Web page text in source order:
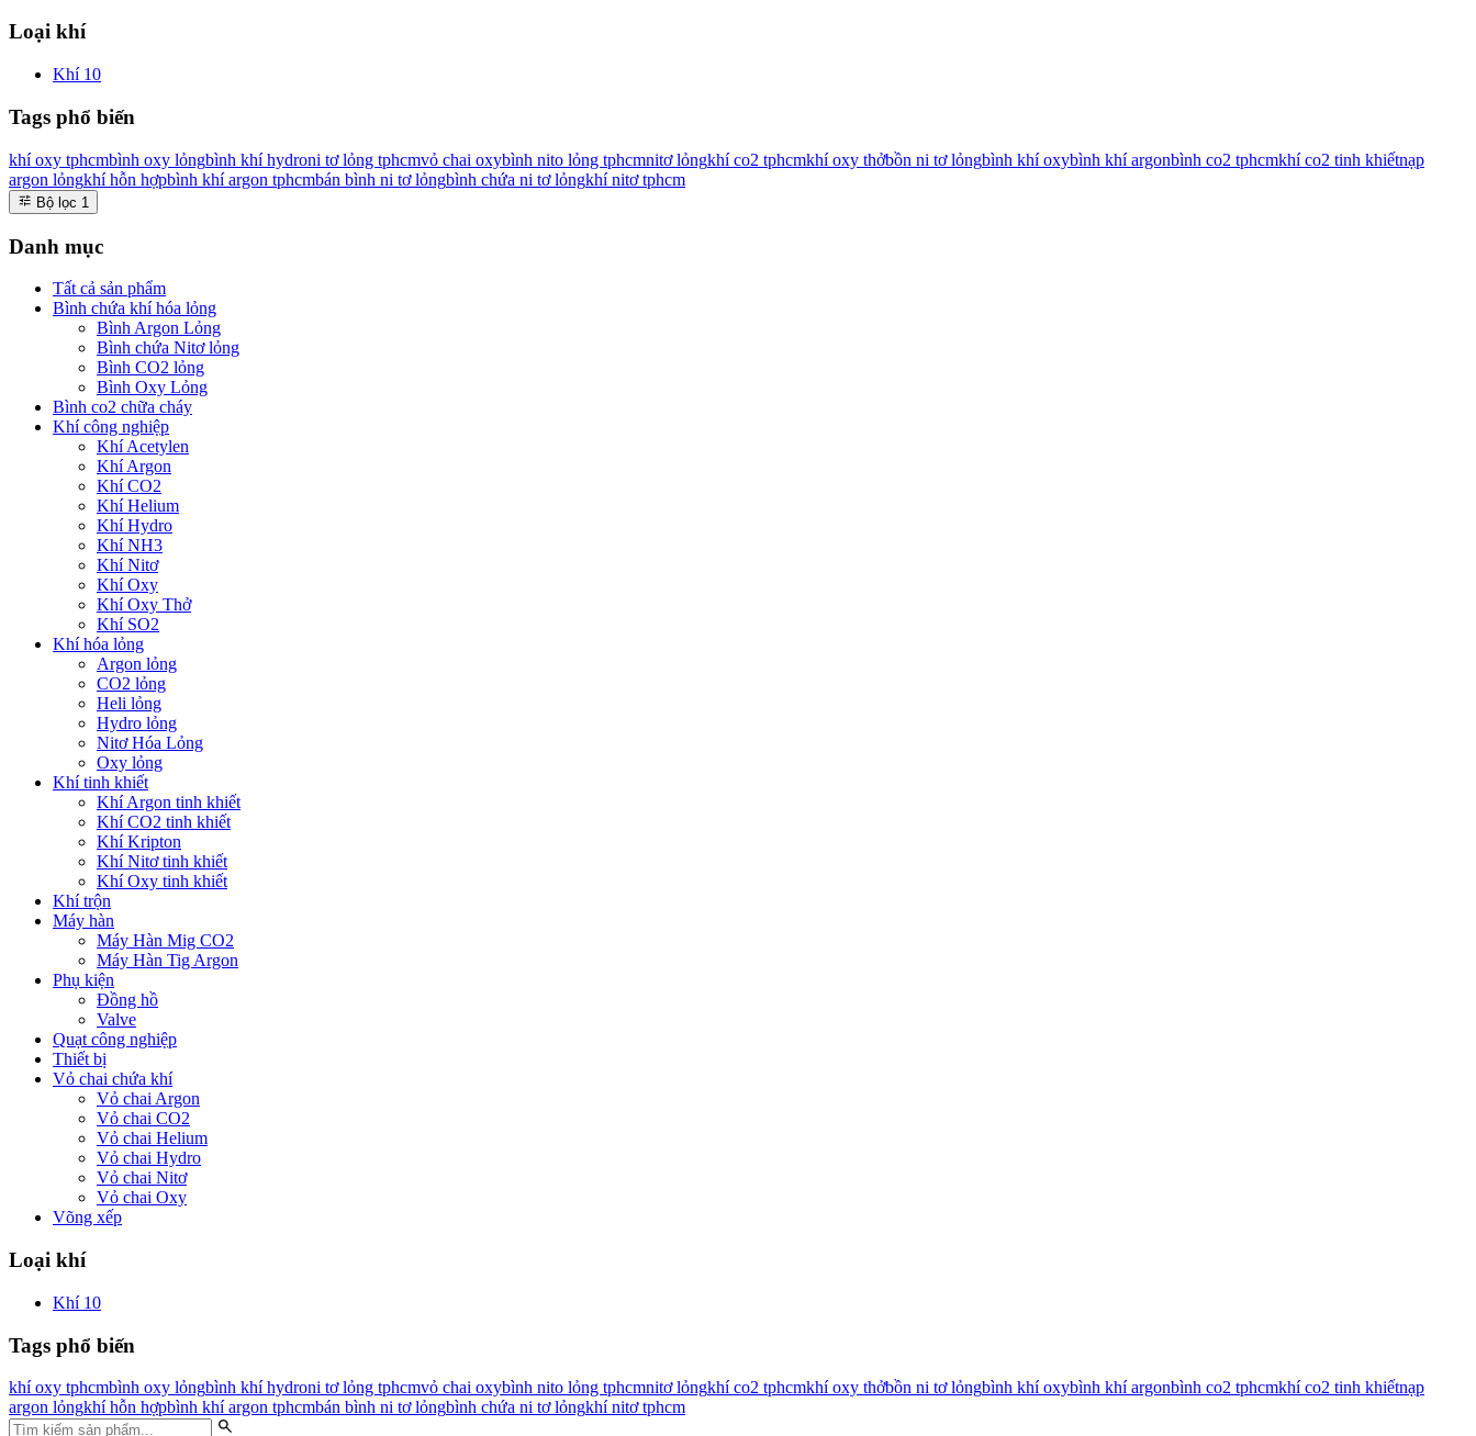
Loại khí
Khí 10
Tags phổ biến
khí oxy tphcmbình oxy lỏngbình khí hydroni tơ lỏng tphcmvỏ chai oxybình nito lỏng tphcmnitơ lỏngkhí co2 tphcmkhí oxy thởbồn ni tơ lỏngbình khí oxybình khí argonbình co2 tphcmkhí co2 tinh khiếtnạp
argon lỏngkhí hỗn hợpbình khí argon tphcmbán bình ni tơ lỏngbình chứa ni tơ lỏngkhí nitơ tphcm
Bộ lọc 1
Danh mục
Tất cả sản phẩm
Bình chứa khí hóa lỏng
Bình Argon Lỏng
Bình chứa Nitơ lỏng
Bình CO2 lỏng
Bình Oxy Lỏng
Bình co2 chữa cháy
Khí công nghiệp
Khí Acetylen
Khí Argon
Khí CO2
Khí Helium
Khí Hydro
Khí NH3
Khí Nitơ
Khí Oxy
Khí Oxy Thở
Khí SO2
Khí hóa lỏng
Argon lỏng
CO2 lỏng
Heli lỏng
Hydro lỏng
Nitơ Hóa Lỏng
Oxy lỏng
Khí tinh khiết
Khí Argon tinh khiết
Khí CO2 tinh khiết
Khí Kripton
Khí Nitơ tinh khiết
Khí Oxy tinh khiết
Khí trộn
Máy hàn
Máy Hàn Mig CO2
Máy Hàn Tig Argon
Phụ kiện
Đồng hồ
Valve
Quạt công nghiệp
Thiết bị
Vỏ chai chứa khí
Vỏ chai Argon
Vỏ chai CO2
Vỏ chai Helium
Vỏ chai Hydro
Vỏ chai Nitơ
Vỏ chai Oxy
Võng xếp
Loại khí
Khí 10
Tags phổ biến
khí oxy tphcmbình oxy lỏngbình khí hydroni tơ lỏng tphcmvỏ chai oxybình nito lỏng tphcmnitơ lỏngkhí co2 tphcmkhí oxy thởbồn ni tơ lỏngbình khí oxybình khí argonbình co2 tphcmkhí co2 tinh khiếtnạp
argon lỏngkhí hỗn hợpbình khí argon tphcmbán bình ni tơ lỏngbình chứa ni tơ lỏngkhí nitơ tphcm